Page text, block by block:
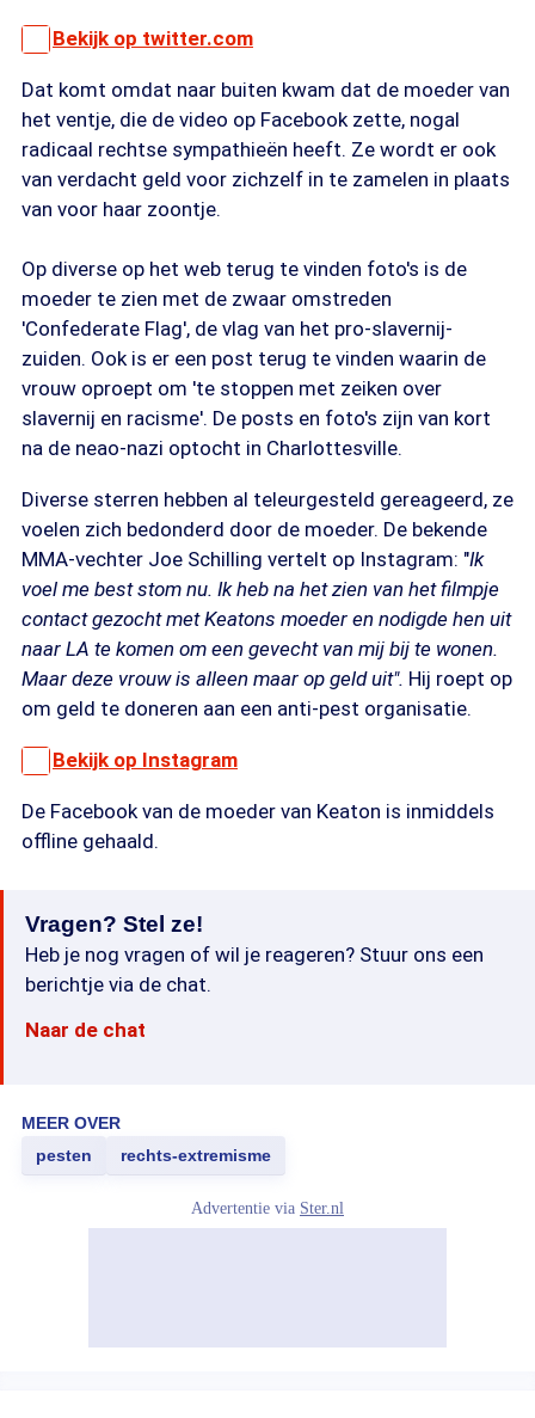
Bekijk op twitter.com
Dat komt omdat naar buiten kwam dat de moeder van
het ventje, die de video op Facebook zette, nogal
radicaal rechtse sympathieën heeft. Ze wordt er ook
van verdacht geld voor zichzelf in te zamelen in plaats
van voor haar zoontje.
Op diverse op het web terug te vinden foto's is de
moeder te zien met de zwaar omstreden
'Confederate Flag', de vlag van het pro-slavernij-
zuiden. Ook is er een post terug te vinden waarin de
vrouw oproept om 'te stoppen met zeiken over
slavernij en racisme'. De posts en foto's zijn van kort
na de neao-nazi optocht in Charlottesville.
Diverse sterren hebben al teleurgesteld gereageerd, ze
voelen zich bedonderd door de moeder. De bekende
MMA-vechter Joe Schilling vertelt op Instagram: "Ik
voel me best stom nu. Ik heb na het zien van het filmpje
contact gezocht met Keatons moeder en nodigde hen uit
naar LA te komen om een gevecht van mij bij te wonen.
Maar deze vrouw is alleen maar op geld uit". Hij roept op
om geld te doneren aan een anti-pest organisatie.
Bekijk op Instagram
De Facebook van de moeder van Keaton is inmiddels
offline gehaald.
Vragen? Stel ze!
Heb je nog vragen of wil je reageren? Stuur ons een
berichtje via de chat.
Naar de chat
MEER OVER
pesten
rechts-extremisme
Advertentie via Ster.nl